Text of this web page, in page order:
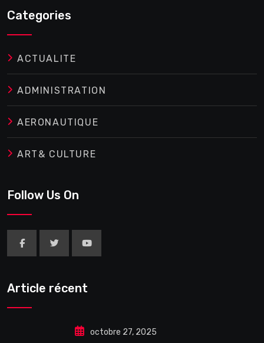
Categories
ACTUALITE
ADMINISTRATION
AERONAUTIQUE
ART& CULTURE
Follow Us On
Article récent
octobre 27, 2025